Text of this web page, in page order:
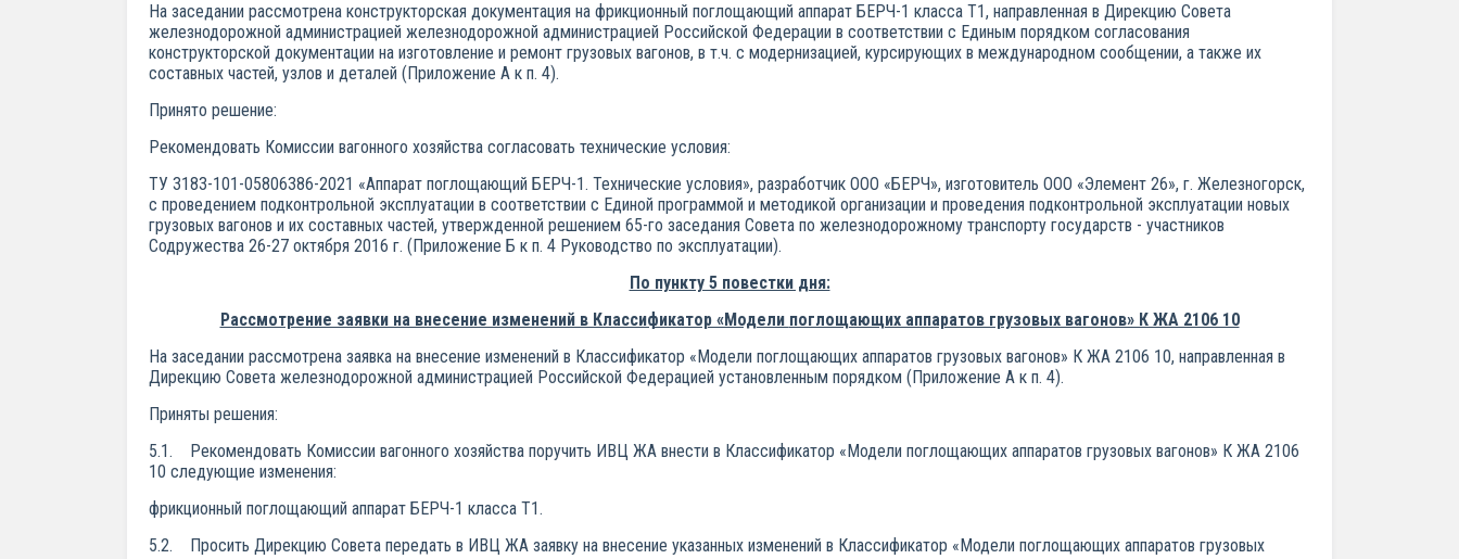
На заседании рассмотрена конструкторская документация на фрикционный поглощающий аппарат БЕРЧ-1 класса Т1, направленная в Дирекцию Совета
железнодорожной администрацией железнодорожной администрацией Российской Федерации в соответствии с Единым порядком согласования
конструкторской документации на изготовление и ремонт грузовых вагонов, в т.ч. с модернизацией, курсирующих в международном сообщении, а также их
составных частей, узлов и деталей (Приложение А к п. 4).
Принято решение:
Рекомендовать Комиссии вагонного хозяйства согласовать технические условия:
ТУ 3183-101-05806386-2021 «Аппарат поглощающий БЕРЧ-1. Технические условия», разработчик ООО «БЕРЧ», изготовитель ООО «Элемент 26», г. Железногорск,
с проведением подконтрольной эксплуатации в соответствии с Единой программой и методикой организации и проведения подконтрольной эксплуатации новых
грузовых вагонов и их составных частей, утвержденной решением 65-го заседания Совета по железнодорожному транспорту государств - участников
Содружества 26-27 октября 2016 г. (Приложение Б к п. 4 Руководство по эксплуатации).
По пункту 5 повестки дня:
Рассмотрение заявки на внесение изменений в Классификатор «Модели поглощающих аппаратов грузовых вагонов» К ЖА 2106 10
На заседании рассмотрена заявка на внесение изменений в Классификатор «Модели поглощающих аппаратов грузовых вагонов» К ЖА 2106 10, направленная в
Дирекцию Совета железнодорожной администрацией Российской Федерацией установленным порядком (Приложение А к п. 4).
Приняты решения:
5.1. Рекомендовать Комиссии вагонного хозяйства поручить ИВЦ ЖА внести в Классификатор «Модели поглощающих аппаратов грузовых вагонов» К ЖА 2106
10 следующие изменения:
фрикционный поглощающий аппарат БЕРЧ-1 класса Т1.
5.2. Просить Дирекцию Совета передать в ИВЦ ЖА заявку на внесение указанных изменений в Классификатор «Модели поглощающих аппаратов грузовых